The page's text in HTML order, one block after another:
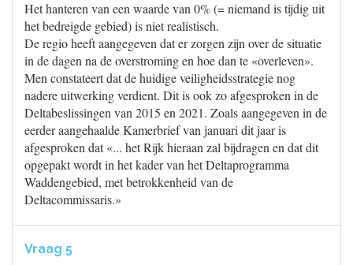
Het hanteren van een waarde van 0% (= niemand is tijdig uit
het bedreigde gebied) is niet realistisch.
De regio heeft aangegeven dat er zorgen zijn over de situatie
in de dagen na de overstroming en hoe dan te «overleven».
Men constateert dat de huidige veiligheidsstrategie nog
nadere uitwerking verdient. Dit is ook zo afgesproken in de
Deltabeslissingen van 2015 en 2021. Zoals aangegeven in de
eerder aangehaalde Kamerbrief van januari dit jaar is
afgesproken dat «... het Rijk hieraan zal bijdragen en dat dit
opgepakt wordt in het kader van het Deltaprogramma
Waddengebied, met betrokkenheid van de
Deltacommissaris.»
Vraag 5